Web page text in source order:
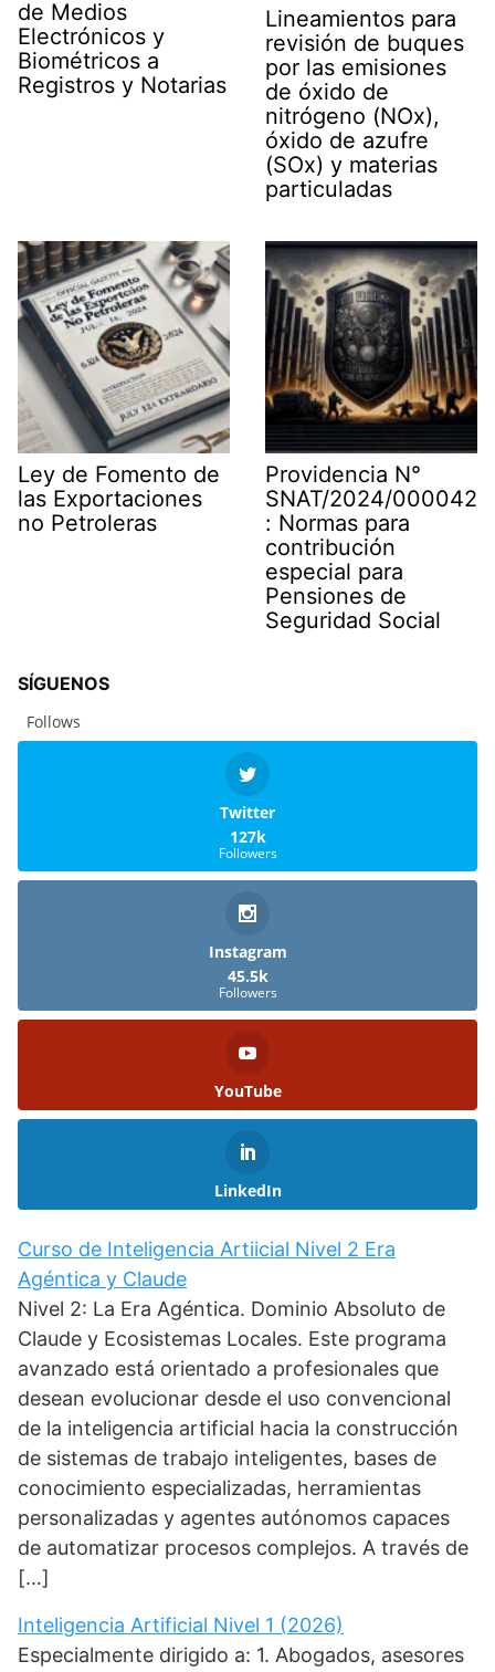
de Medios
Electrónicos y
Biométricos a
Registros y Notarias
Lineamientos para
revisión de buques
por las emisiones
de óxido de
nitrógeno (NOx),
óxido de azufre
(SOx) y materias
particuladas
Ley de Fomento de
las Exportaciones
no Petroleras
Providencia N°
SNAT/2024/000042
: Normas para
contribución
especial para
Pensiones de
Seguridad Social
SÍGUENOS
Follows
Twitter
127k
Followers
Instagram
45.5k
Followers
YouTube
LinkedIn
Curso de Inteligencia Artiicial Nivel 2 Era
Agéntica y Claude
Nivel 2: La Era Agéntica. Dominio Absoluto de
Claude y Ecosistemas Locales. Este programa
avanzado está orientado a profesionales que
desean evolucionar desde el uso convencional
de la inteligencia artificial hacia la construcción
de sistemas de trabajo inteligentes, bases de
conocimiento especializadas, herramientas
personalizadas y agentes autónomos capaces
de automatizar procesos complejos. A través de
[…]
Inteligencia Artificial Nivel 1 (2026)
Especialmente dirigido a: 1. Abogados, asesores